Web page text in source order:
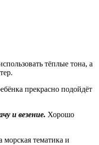
тёплые тона, а
прекрасно подойдёт
и везение. Хорошо
тематика и